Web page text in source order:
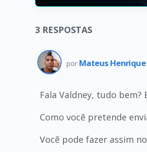
3 RESPOSTAS
por Mateus Henrique
Fala Valdney, tudo bem?
Como vocẽ pretende
Vocẽ pode fazer assim